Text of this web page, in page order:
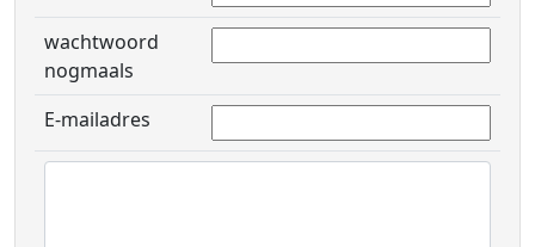
wachtwoord
nogmaals
E-mailadres